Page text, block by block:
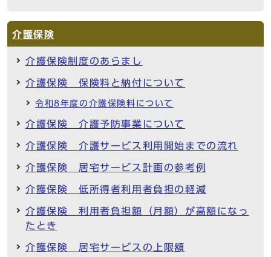
介護保険
介護保険制度のあらまし
介護保険 保険料と納付について
令和8年度の介護保険料について
介護保険 介護予防事業について
介護保険 介護サービス利用開始までの流れ
介護保険 居宅サービス計画の参考例
介護保険 低所得者利用者負担の軽減
介護保険 利用者負担額（月額）が高額になっ
たとき
介護保険 居宅サービスの上限額